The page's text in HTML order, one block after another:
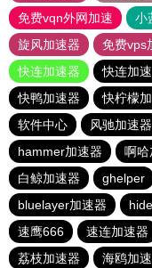
免费vqn外网加速
小
旋风加速器
免费vps
快连加速器
快连加
快鸭加速器
快柠檬
软件中心
风驰加速器
hammer加速器
啊哈
白鲸加速器
ghelper
bluelayer加速器
速鹰666
速连加速器
荔枝加速器
海鸥加